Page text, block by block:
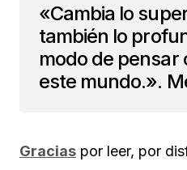
«Cambia lo
también lo
modo de pensar
este mundo.».
Gracias por leer, por